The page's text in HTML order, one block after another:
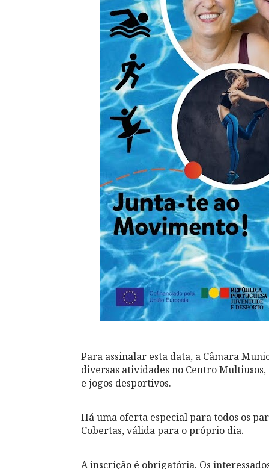
Para assinalar esta data, a Câmara
diversas atividades no Centro
e jogos desportivos.
Há uma oferta especial para todos os
Cobertas, válida para o próprio dia.
A inscrição é obrigatória. Os